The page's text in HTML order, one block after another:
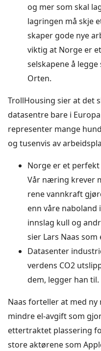
og mer som skal
lagringen må skje
skaper gode nye
viktig at Norge er
selskapene å
Orten.
TrollHousing sier at det
datasentre bare i
representer mange
og tusenvis av
Norge er et
Vår næring krever
rene vannkraft
enn våre naboland
innslag kull og
sier Lars Naas
Datasenter
verdens CO2
dem, legger han til.
Naas forteller at med
mindre el-avgift som
ettertraktet plassering
store aktørene som